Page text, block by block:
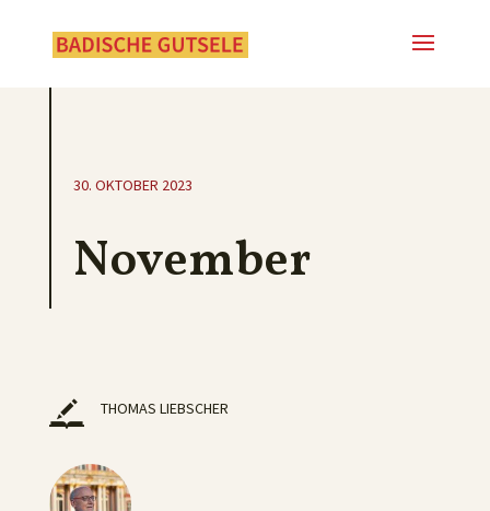
30. OKTOBER 2023
November
THOMAS LIEBSCHER